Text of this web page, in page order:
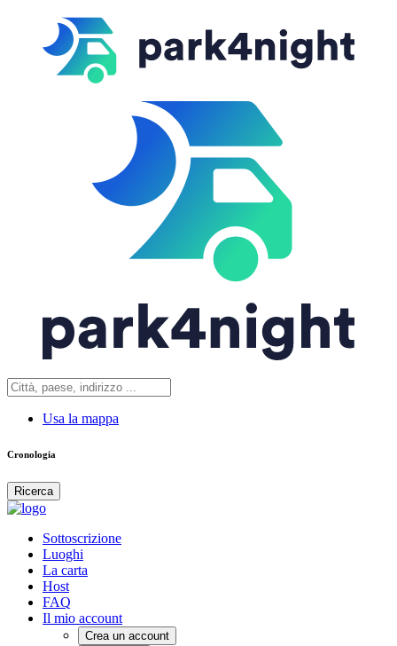
Usa la mappa
Cronologia
Ricerca
Sottoscrizione
Luoghi
La carta
Host
FAQ
Il mio account
Crea un account